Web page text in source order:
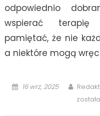
odpowiednio
wspierać terapię
pamiętać, że nie
a niektóre mogą
Posted
16 wrz, 2025 Author